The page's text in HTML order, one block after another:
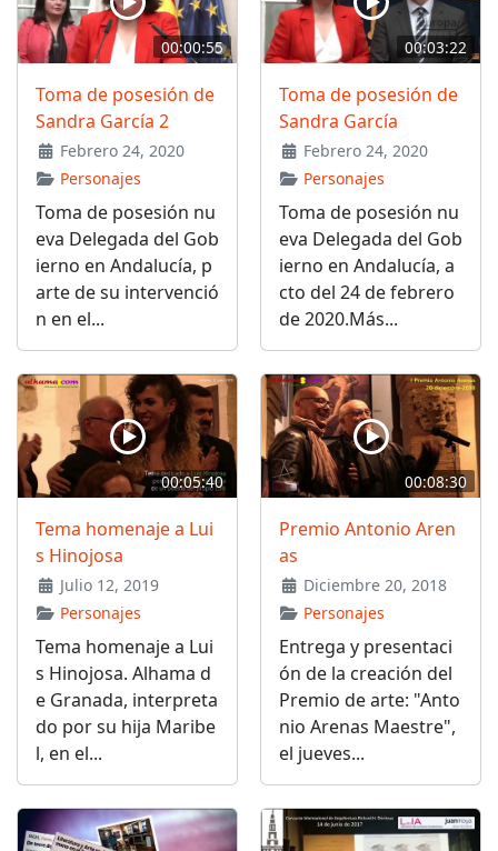
00:00:55
Toma de posesión de
Sandra García 2
Febrero 24, 2020
Personajes
Toma de posesión nu
eva Delegada del Gob
ierno en Andalucía, p
arte de su intervenció
n en el...
00:03:22
Toma de posesión de
Sandra García
Febrero 24, 2020
Personajes
Toma de posesión nu
eva Delegada del Gob
ierno en Andalucía, a
cto del 24 de febrero
de 2020.Más...
00:05:40
Tema homenaje a Lui
s Hinojosa
Julio 12, 2019
Personajes
Tema homenaje a Lui
s Hinojosa. Alhama d
e Granada, interpreta
do por su hija Maribe
l, en el...
00:08:30
Premio Antonio Aren
as
Diciembre 20, 2018
Personajes
Entrega y presentaci
ón de la creación del
Premio de arte: "Anto
nio Arenas Maestre",
el jueves...